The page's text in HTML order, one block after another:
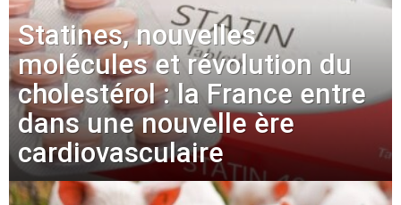
Statines, nouvelles
molécules et révolution du
cholestérol : la France entre
dans une nouvelle ère
cardiovasculaire